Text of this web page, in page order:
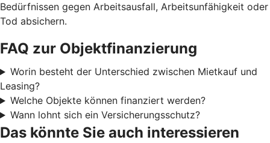
Bedürfnissen gegen Arbeitsausfall, Arbeitsunfähigkeit oder
Tod absichern.
FAQ zur Objektfinanzierung
Worin besteht der Unterschied zwischen Mietkauf und
Leasing?
Welche Objekte können finanziert werden?
Wann lohnt sich ein Versicherungsschutz?
Das könnte Sie auch interessieren